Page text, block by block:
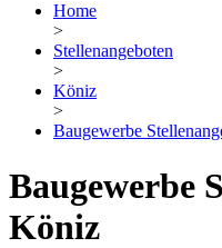
Home
>
Stellenangeboten
>
Köniz
>
Baugewerbe
Baugewerbe
Köniz